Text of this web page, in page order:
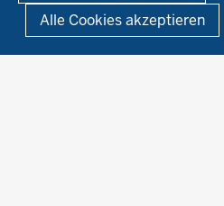
Alle Cookies akzeptieren
Demonstrationsbetriebe Ökologischer
Links